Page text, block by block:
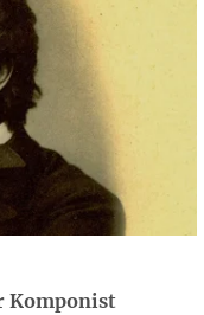
Komponist